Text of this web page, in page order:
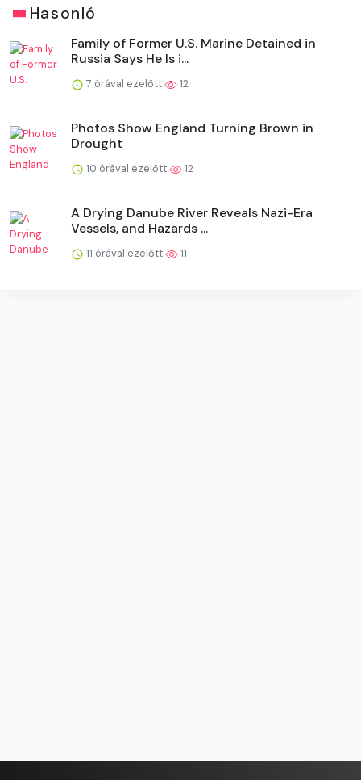
Hasonló
Family of Former U.S. Marine Detained in
Russia Says He Is i...
7 órával ezelőtt 12
Photos Show England Turning Brown in
Drought
10 órával ezelőtt 12
A Drying Danube River Reveals Nazi-Era
Vessels, and Hazards ...
11 órával ezelőtt 11